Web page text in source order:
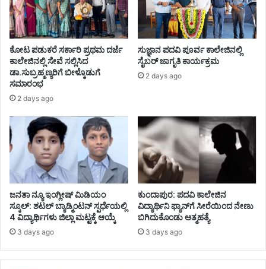
ಕೋಟ ಪಡುಕರೆ ಸರ್ಕಾರಿ ಪ್ರಥಮ ದರ್ಜೆ
ಕಾಲೇಜಿನಲ್ಲಿ ಸೇವೆ ಸಲ್ಲಿಸಿದ
ಡಾ.ಸುಬ್ರಹ್ಮಣ್ಯರಿಗೆ ಬೀಳ್ಕೊಡುಗೆ
ಸಮಾರಂಭ
2 days ago
ಸುಜ್ಞಾನ ಪದವಿ ಪೂರ್ವ ಕಾಲೇಜಿನಲ್ಲಿ
ಸೈಬರ್ ಜಾಗೃತಿ ಕಾರ್ಯಕ್ರಮ
2 days ago
ಜನತಾ ನ್ಯೂ ಇಂಗ್ಲೀಷ್ ಮಿಡಿಯಂ
ಸ್ಕೂಲ್: ಶಟಲ್ ಬ್ಯಾಡ್ಮಿಂಟನ್ ಸ್ಪರ್ಧೆಯಲ್ಲಿ
4 ವಿದ್ಯಾರ್ಥಿಗಳು ಜಿಲ್ಲಾ ಮಟ್ಟಕ್ಕೆ ಆಯ್ಕೆ
3 days ago
ಕುಂದಾಪುರ: ಪದವಿ ಕಾಲೇಜಿನ
ವಿದ್ಯಾರ್ಥಿನಿ ಫ್ಯಾನ್‌ಗೆ ಸೀರೆಯಿಂದ ನೇಣು
ಬಿಗಿದುಕೊಂಡು ಆತ್ಮಹತ್ಯೆ
3 days ago